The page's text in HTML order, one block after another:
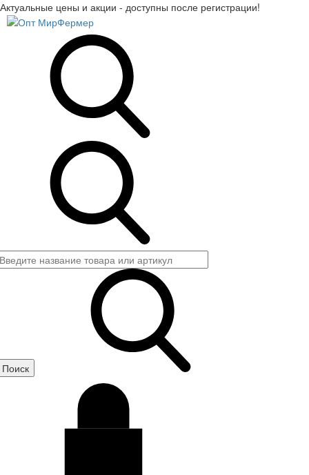
Актуальные цены и акции - доступны после регистрации!